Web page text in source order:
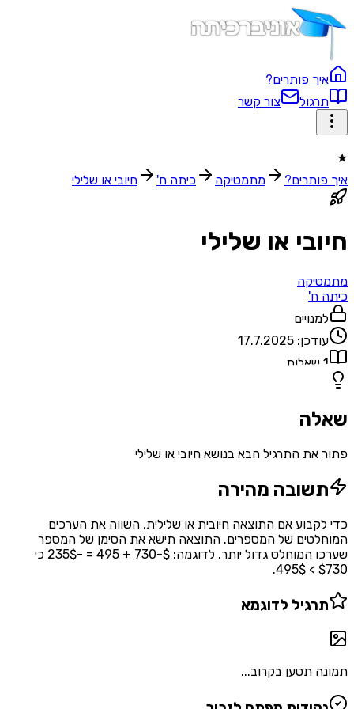
איך פותרים?
תרגול
צור קשר
★
איך פותרים?
מתמטיקה כיתה ח' חיובי או שלילי
חיובי או שלילי
מתמטיקה
כיתה ח'
למנויים
עודכן: 17.7.2025
1 שאלות
שאלה
פתור את התרגיל הבא בנושא חיובי או שלילי
תשובה מהירה
כדי לקבוע אם התוצאה חיובית או שלילית, השווה את הערכים
המוחלטים של המספרים. התוצאה תישא את הסימן של המספר
שערכו המוחלט גדול יותר. לדוגמה: $-730 + 495 = -235$ כי
$730 > 495$.
תרגיל לדוגמא
תמונה תטען בקרוב...